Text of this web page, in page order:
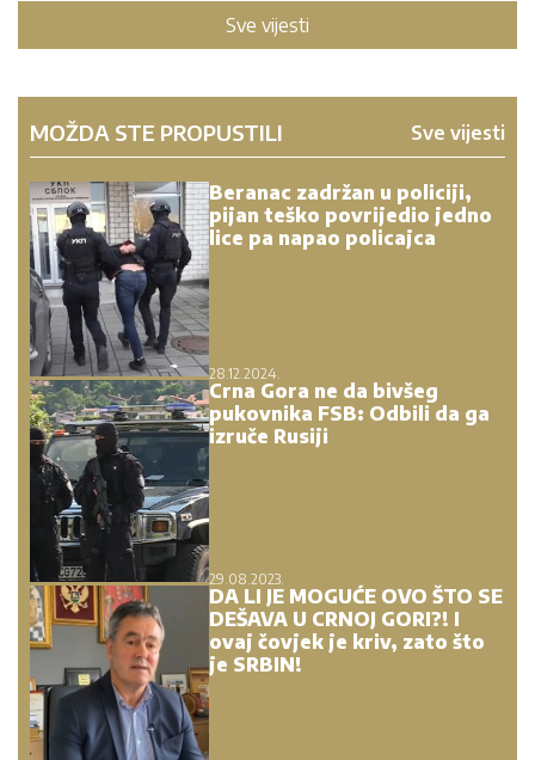
Sve vijesti
MOŽDA STE PROPUSTILI Sve vijesti
Beranac zadržan u policiji,
pijan teško povrijedio jedno
lice pa napao policajca
28.12.2024.
Crna Gora ne da bivšeg
pukovnika FSB: Odbili da ga
izruče Rusiji
29.08.2023.
DA LI JE MOGUĆE OVO ŠTO SE
DEŠAVA U CRNOJ GORI?! I
ovaj čovjek je kriv, zato što
je SRBIN!